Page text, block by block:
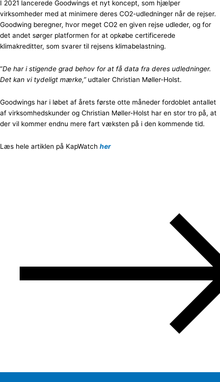
I 2021 lancerede Goodwings et nyt koncept, som hjælper
virksomheder med at minimere deres CO2-udledninger når de rejser.
Goodwing beregner, hvor meget CO2 en given rejse udleder, og for
det andet sørger platformen for at opkøbe certificerede
klimakreditter, som svarer til rejsens klimabelastning.
“De har i stigende grad behov for at få data fra deres udledninger.
Det kan vi tydeligt mærke,”udtaler Christian Møller-Holst.
Goodwings har i løbet af årets første otte måneder fordoblet antallet
af virksomhedskunder og Christian Møller-Holst har en stor tro på, at
der vil kommer endnu mere fart væksten på i den kommende tid.
Læs hele artiklen på KapWatch her